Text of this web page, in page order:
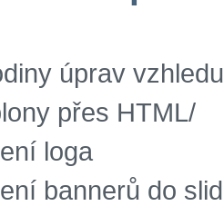
úprav
přes HTML/
loga
bannerů do